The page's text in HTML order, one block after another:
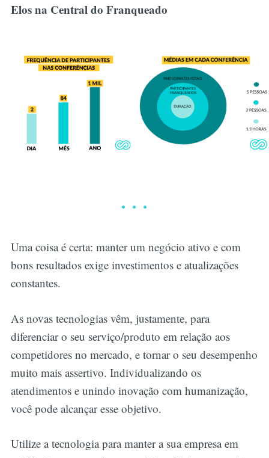
Elos na Central do Franqueado
Uma coisa é certa: manter um negócio ativo e com
bons resultados exige investimentos e atualizações
constantes.
As novas tecnologias vêm, justamente, para
diferenciar o seu serviço/produto em relação aos
competidores no mercado, e tornar o seu desempenho
muito mais assertivo. Individualizando os
atendimentos e unindo inovação com humanização,
você pode alcançar esse objetivo.
Utilize a tecnologia para manter a sua empresa em